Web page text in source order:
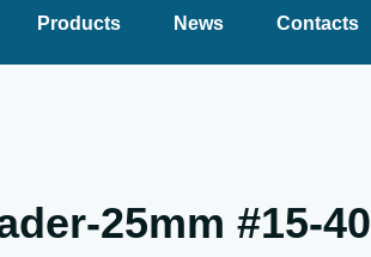
Products News Contacts
25mm #15-40